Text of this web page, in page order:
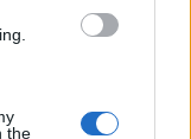
the
emittenti